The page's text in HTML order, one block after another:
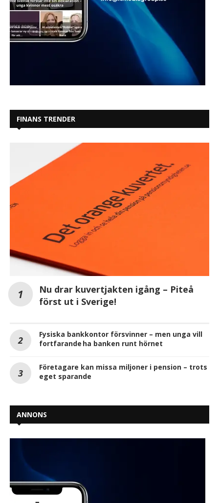
FINANS TRENDER
Nu drar kuvertjakten igång – Piteå
först ut i Sverige!
Fysiska bankkontor försvinner – men unga vill
fortfarande ha banken runt hörnet
Företagare kan missa miljoner i pension – trots
eget sparande
ANNONS